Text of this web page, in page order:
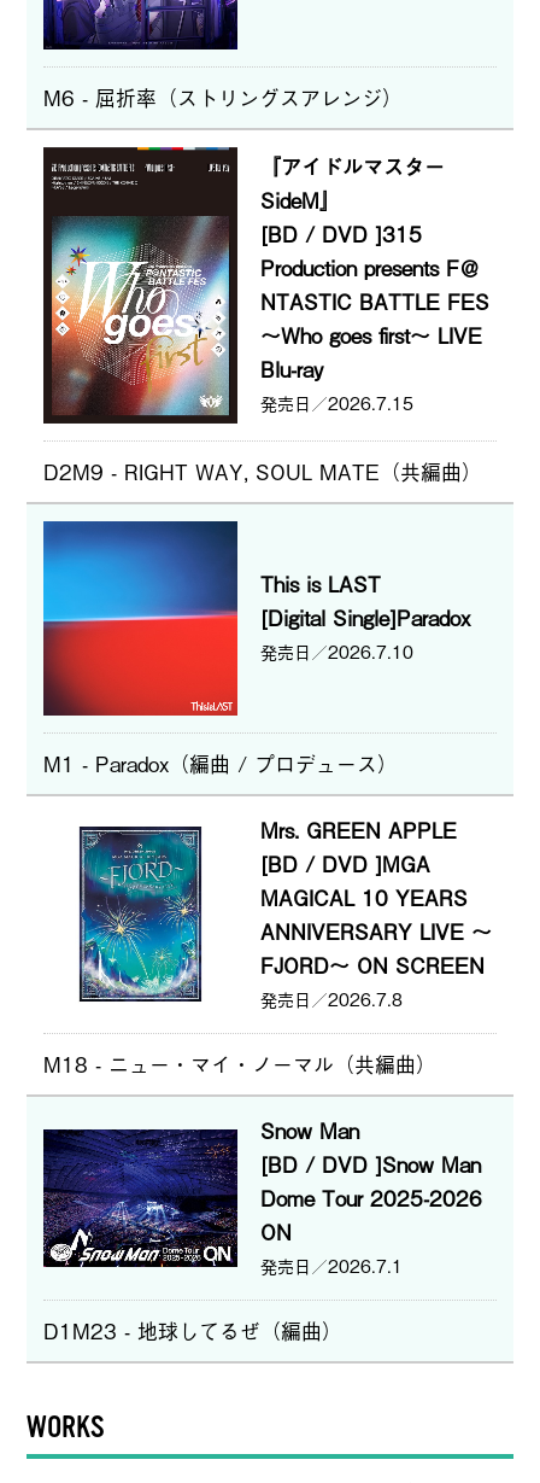
M6 - 屈折率（ストリングスアレンジ）
『アイドルマスター
SideM』
[BD / DVD ]315
Production presents F＠
NTASTIC BATTLE FES
～Who goes first～ LIVE
Blu-ray
2026.7.15
D2M9 - RIGHT WAY, SOUL MATE（共編曲）
This is LAST
[Digital Single]Paradox
2026.7.10
M1 - Paradox（編曲 / プロデュース）
Mrs. GREEN APPLE
[BD / DVD ]MGA
MAGICAL 10 YEARS
ANNIVERSARY LIVE ～
FJORD～ ON SCREEN
2026.7.8
M18 - ニュー・マイ・ノーマル（共編曲）
Snow Man
[BD / DVD ]Snow Man
Dome Tour 2025-2026
ON
2026.7.1
D1M23 - 地球してるぜ（編曲）
WORKS